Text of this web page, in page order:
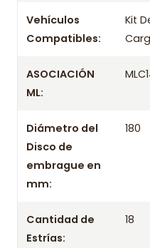
tienda previo correo
Vehículos
Compatibles:
Kit
ASOCIACIÓN
ML:
Diámetro del
Disco de
embrague en
mm:
180
Cantidad de
Estrías:
18